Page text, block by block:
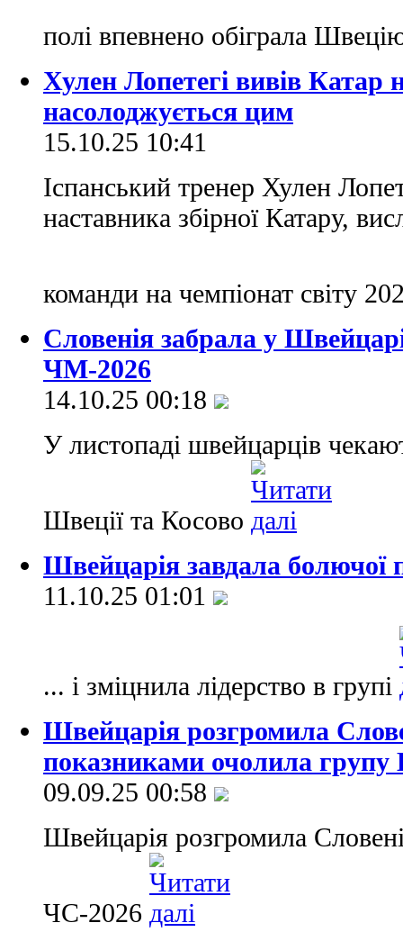
полі впевнено обіграла
Хулен Лопетегі вивів Катар
насолоджується цим
15.10.25 10:41
Іспанський тренер Хулен
наставника збірної Катару,
команди на чемпіонат світу
Словенія забрала у
ЧМ-2026
14.10.25 00:18
У листопаді швейцарців
Швеції та Косово
Швейцарія завдала болючої
11.10.25 01:01
... і зміцнила лідерство в групі
Швейцарія розгромила
показниками очолила групу
09.09.25 00:58
Швейцарія розгромила
ЧС-2026